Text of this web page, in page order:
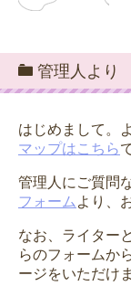
管理人より
はじめまして。
マップはこちら
管理人にご質問
フォーム より、
なお、ライター
らのフォームか
ージをいただけ